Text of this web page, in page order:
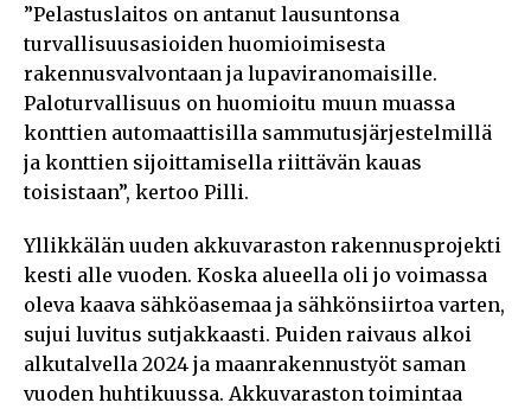
”Pelastuslaitos on antanut lausuntonsa
turvallisuusasioiden huomioimisesta
rakennusvalvontaan ja lupaviranomaisille.
Paloturvallisuus on huomioitu muun muassa
konttien automaattisilla sammutusjärjestelmillä
ja konttien sijoittamisella riittävän kauas
toisistaan”, kertoo Pilli.
Yllikkälän uuden akkuvaraston rakennusprojekti
kesti alle vuoden. Koska alueella oli jo voimassa
oleva kaava sähköasemaa ja sähkönsiirtoa varten,
sujui luvitus sutjakkaasti. Puiden raivaus alkoi
alkutalvella 2024 ja maanrakennustyöt saman
vuoden huhtikuussa. Akkuvaraston toimintaa